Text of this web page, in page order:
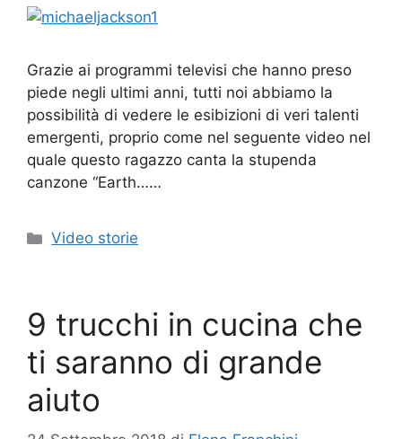
Grazie ai programmi televisi che hanno preso
piede negli ultimi anni, tutti noi abbiamo la
possibilità di vedere le esibizioni di veri talenti
emergenti, proprio come nel seguente video nel
quale questo ragazzo canta la stupenda
canzone “Earth……
Categorie
Video storie
9 trucchi in cucina che
ti saranno di grande
aiuto